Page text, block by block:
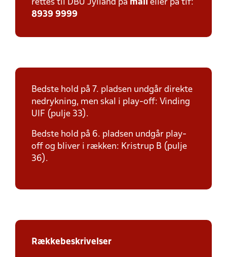
rettes til DBU Jylland på mail eller på tlf:
8939 9999
Bedste hold på 7. pladsen undgår direkte
nedrykning, men skal i play-off: Vinding
UIF (pulje 33).
Bedste hold på 6. pladsen undgår play-
off og bliver i rækken: Kristrup B (pulje
36).
Rækkebeskrivelser